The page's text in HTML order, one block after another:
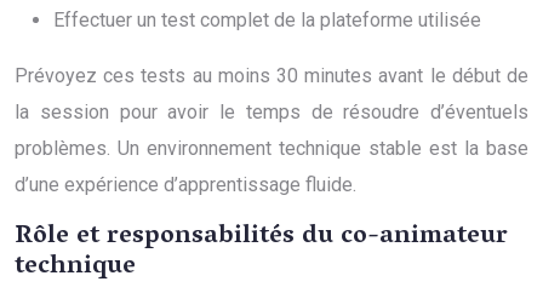
Effectuer un test complet de la plateforme utilisée
Prévoyez ces tests au moins 30 minutes avant le début de
la session pour avoir le temps de résoudre d’éventuels
problèmes. Un environnement technique stable est la base
d’une expérience d’apprentissage fluide.
Rôle et responsabilités du co-animateur
technique